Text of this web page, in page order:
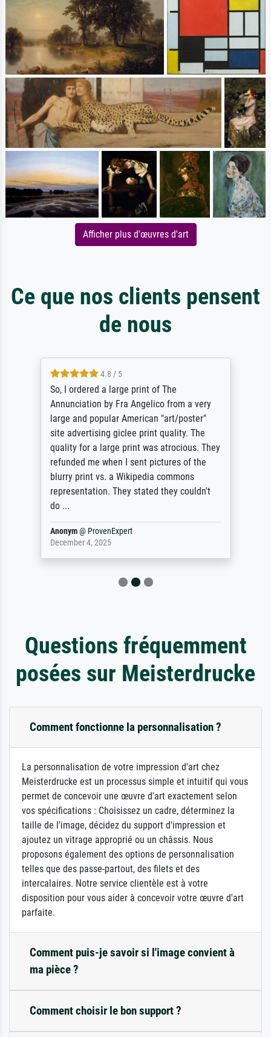
Afficher plus d'œuvres d'art
Ce que nos clients pensent
de nous
4.8 / 5
So, I ordered a large print of The
Annunciation by Fra Angelico from a very
large and popular American "art/poster"
site advertising giclee print quality. The
quality for a large print was atrocious. They
refunded me when I sent pictures of the
blurry print vs. a Wikipedia commons
representation. They stated they couldn't
do ...
Anonym@ ProvenExpert
December 4, 2025
Questions fréquemment
posées sur Meisterdrucke
Comment fonctionne la personnalisation ?
La personnalisation de votre impression d'art chez
Meisterdrucke est un processus simple et intuitif qui vous
permet de concevoir une œuvre d'art exactement selon
vos spécifications : Choisissez un cadre, déterminez la
taille de l'image, décidez du support d'impression et
ajoutez un vitrage approprié ou un châssis. Nous
proposons également des options de personnalisation
telles que des passe-partout, des filets et des
intercalaires. Notre service clientèle est à votre
disposition pour vous aider à concevoir votre œuvre d'art
parfaite.
Comment puis-je savoir si l'image convient à
ma pièce ?
Comment choisir le bon support ?